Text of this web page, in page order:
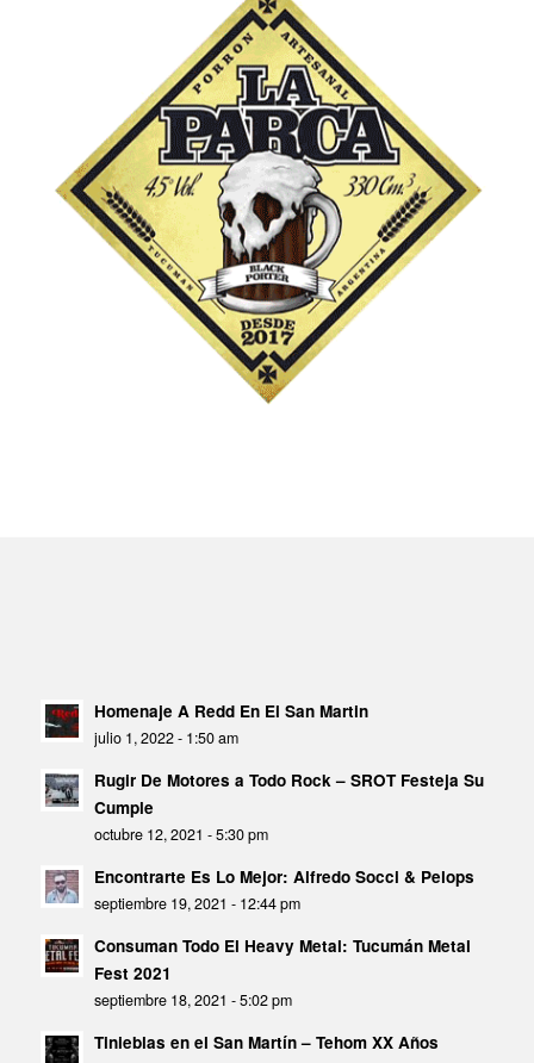
Homenaje A Redd En El San Martin
julio 1, 2022 - 1:50 am
Rugir De Motores a Todo Rock – SROT Festeja Su
Cumple
octubre 12, 2021 - 5:30 pm
Encontrarte Es Lo Mejor: Alfredo Socci & Pelops
septiembre 19, 2021 - 12:44 pm
Consuman Todo El Heavy Metal: Tucumán Metal
Fest 2021
septiembre 18, 2021 - 5:02 pm
Tinieblas en el San Martín – Tehom XX Años